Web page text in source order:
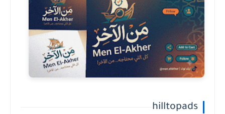
hilltopads